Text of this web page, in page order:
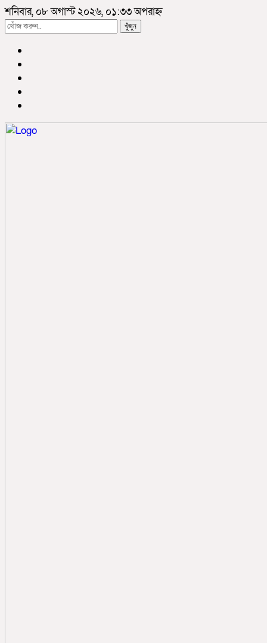
শনিবার, ০৮ অগাস্ট ২০২৬, ০১:৩৩ অপরাহ্ন
খুঁজুন